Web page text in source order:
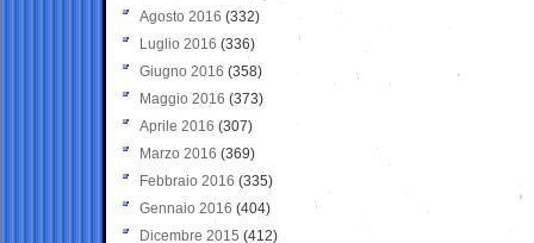
Agosto 2016 (332)
Luglio 2016 (336)
Giugno 2016 (358)
Maggio 2016 (373)
Aprile 2016 (307)
Marzo 2016 (369)
Febbraio 2016 (335)
Gennaio 2016 (404)
Dicembre 2015 (412)